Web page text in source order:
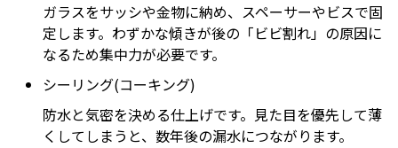
ガラスをサッシや金物に納め、スペーサーやビスで固
定します。わずかな傾きが後の「ビビ割れ」の原因に
なるため集中力が必要です。
シーリング(コーキング)
防水と気密を決める仕上げです。見た目を優先して薄
くしてしまうと、数年後の漏水につながります。